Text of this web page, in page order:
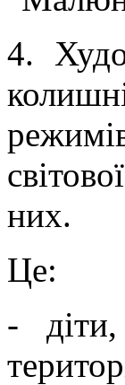
4.
них.
Це:
-